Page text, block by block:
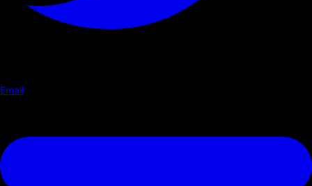
Email